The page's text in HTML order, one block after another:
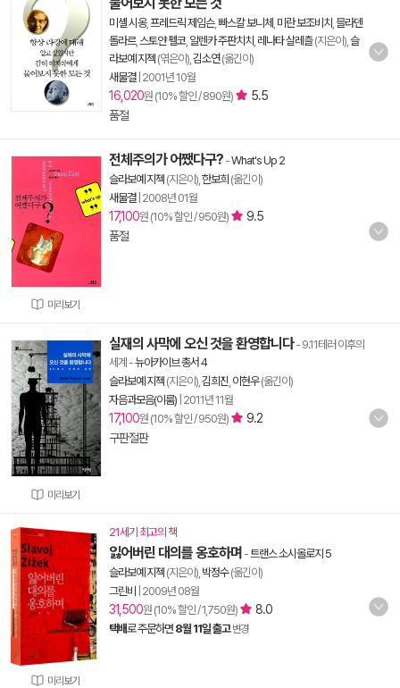
미셸 시옹, 프레드릭 제임슨, 빠스칼 보니체 미란 보조비치 믈라덴
돌라르, 스토얀 펠코, 알렌카 주판치치 레나타 살레츨(지은이), 슬
라보예 지젝 (엮은이), 김소연(옮긴이)
새물결| 2001년 10월
16,020원 (10% 할인 / 890원)
5.5
품절
미리보기
전체주의가 어쨌다구? -What's Up 2
슬라보예 지젝 (지은이), 한보희 (옮긴이)
새물결| 2008년 01월
17,100원 (10% 할인 / 950원)
9.5
품절
미리보기
실재의 사막에 오신 것을 환영합니다- 9.11테러 이후의
세계 -뉴아카이브 총서 4
슬라보예 지젝 (지은이), 김희진 이현우(옮긴이)
자음과모음(이룸) 2011년 11월
17,100원 (10% 할인 / 950원)
9.2
구판절판
미리보기
21세기 최고의 책
잃어버린 대의를 옹호하며 -트랜스 소시올로지 5
슬라보예 지젝 (지은이), 박정수(옮긴이)
그린비
2009년 08월
31,500원 (10% 할인 / 1,750원) 8.0
택배로 주문하면 8월 11일 출고 변경